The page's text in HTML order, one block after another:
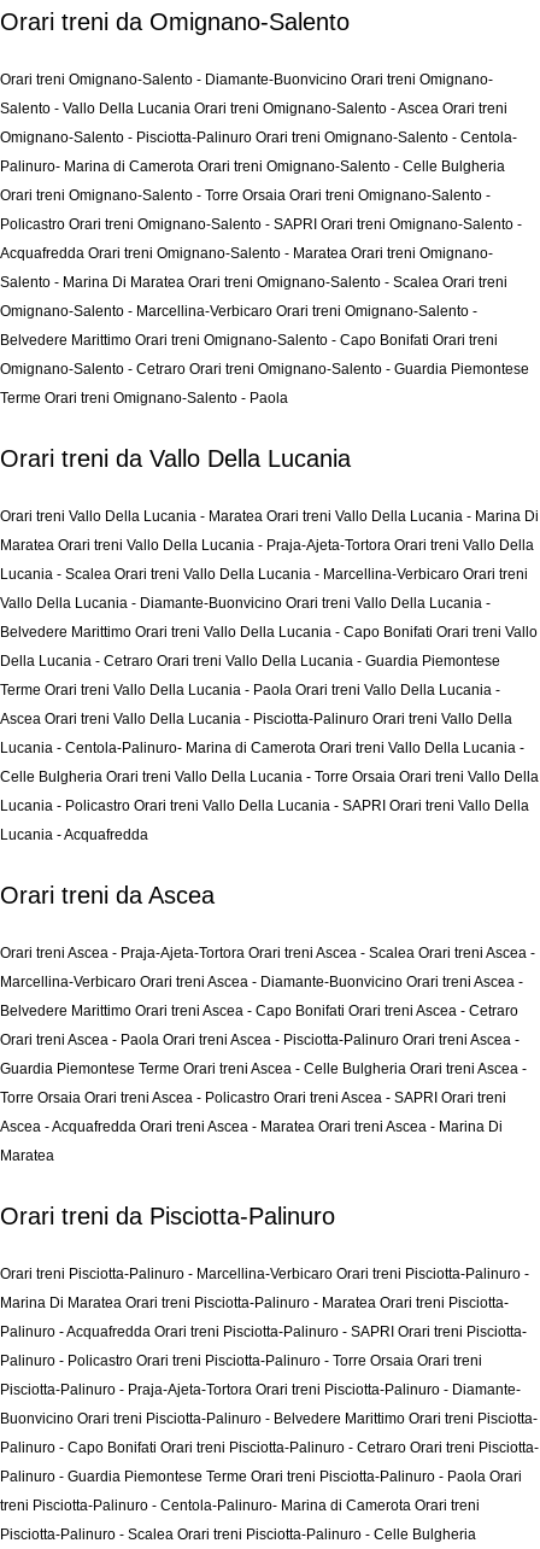
Orari treni da Omignano-Salento
Orari treni Omignano-Salento - Diamante-Buonvicino Orari treni Omignano-
Salento - Vallo Della Lucania Orari treni Omignano-Salento - Ascea Orari treni
Omignano-Salento - Pisciotta-Palinuro Orari treni Omignano-Salento - Centola-
Palinuro- Marina di Camerota Orari treni Omignano-Salento - Celle Bulgheria
Orari treni Omignano-Salento - Torre Orsaia Orari treni Omignano-Salento -
Policastro Orari treni Omignano-Salento - SAPRI Orari treni Omignano-Salento -
Acquafredda Orari treni Omignano-Salento - Maratea Orari treni Omignano-
Salento - Marina Di Maratea Orari treni Omignano-Salento - Scalea Orari treni
Omignano-Salento - Marcellina-Verbicaro Orari treni Omignano-Salento -
Belvedere Marittimo Orari treni Omignano-Salento - Capo Bonifati Orari treni
Omignano-Salento - Cetraro Orari treni Omignano-Salento - Guardia Piemontese
Terme Orari treni Omignano-Salento - Paola
Orari treni da Vallo Della Lucania
Orari treni Vallo Della Lucania - Maratea Orari treni Vallo Della Lucania - Marina Di
Maratea Orari treni Vallo Della Lucania - Praja-Ajeta-Tortora Orari treni Vallo Della
Lucania - Scalea Orari treni Vallo Della Lucania - Marcellina-Verbicaro Orari treni
Vallo Della Lucania - Diamante-Buonvicino Orari treni Vallo Della Lucania -
Belvedere Marittimo Orari treni Vallo Della Lucania - Capo Bonifati Orari treni Vallo
Della Lucania - Cetraro Orari treni Vallo Della Lucania - Guardia Piemontese
Terme Orari treni Vallo Della Lucania - Paola Orari treni Vallo Della Lucania -
Ascea Orari treni Vallo Della Lucania - Pisciotta-Palinuro Orari treni Vallo Della
Lucania - Centola-Palinuro- Marina di Camerota Orari treni Vallo Della Lucania -
Celle Bulgheria Orari treni Vallo Della Lucania - Torre Orsaia Orari treni Vallo Della
Lucania - Policastro Orari treni Vallo Della Lucania - SAPRI Orari treni Vallo Della
Lucania - Acquafredda
Orari treni da Ascea
Orari treni Ascea - Praja-Ajeta-Tortora Orari treni Ascea - Scalea Orari treni Ascea -
Marcellina-Verbicaro Orari treni Ascea - Diamante-Buonvicino Orari treni Ascea -
Belvedere Marittimo Orari treni Ascea - Capo Bonifati Orari treni Ascea - Cetraro
Orari treni Ascea - Paola Orari treni Ascea - Pisciotta-Palinuro Orari treni Ascea -
Guardia Piemontese Terme Orari treni Ascea - Celle Bulgheria Orari treni Ascea -
Torre Orsaia Orari treni Ascea - Policastro Orari treni Ascea - SAPRI Orari treni
Ascea - Acquafredda Orari treni Ascea - Maratea Orari treni Ascea - Marina Di
Maratea
Orari treni da Pisciotta-Palinuro
Orari treni Pisciotta-Palinuro - Marcellina-Verbicaro Orari treni Pisciotta-Palinuro -
Marina Di Maratea Orari treni Pisciotta-Palinuro - Maratea Orari treni Pisciotta-
Palinuro - Acquafredda Orari treni Pisciotta-Palinuro - SAPRI Orari treni Pisciotta-
Palinuro - Policastro Orari treni Pisciotta-Palinuro - Torre Orsaia Orari treni
Pisciotta-Palinuro - Praja-Ajeta-Tortora Orari treni Pisciotta-Palinuro - Diamante-
Buonvicino Orari treni Pisciotta-Palinuro - Belvedere Marittimo Orari treni Pisciotta-
Palinuro - Capo Bonifati Orari treni Pisciotta-Palinuro - Cetraro Orari treni Pisciotta-
Palinuro - Guardia Piemontese Terme Orari treni Pisciotta-Palinuro - Paola Orari
treni Pisciotta-Palinuro - Centola-Palinuro- Marina di Camerota Orari treni
Pisciotta-Palinuro - Scalea Orari treni Pisciotta-Palinuro - Celle Bulgheria